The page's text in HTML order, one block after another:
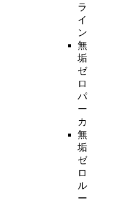
ラ
イ
ン
無
垢
ゼ
ロ
パ
ー
カ
無
垢
ゼ
ロ
ル
ー